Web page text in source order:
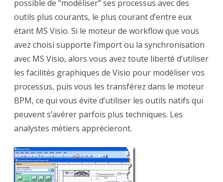
possible de “modéliser” ses processus avec des
outils plus courants, le plus courant d’entre eux
étant MS Visio. Si le moteur de workflow que vous
avez choisi supporte l’import ou la synchronisation
avec MS Visio, alors vous avez toute liberté d’utiliser
les facilités graphiques de Visio pour modéliser vos
processus, puis vous les transférez dans le moteur
BPM, ce qui vous évite d’utiliser les outils natifs qui
peuvent s’avérer parfois plus techniques. Les
analystes métiers apprécieront.